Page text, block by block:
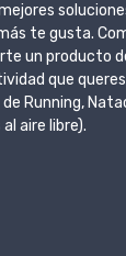
te gusta.
un producto
que
Running,
aire libre).